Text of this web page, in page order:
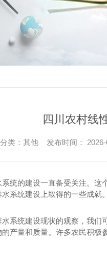
四川农村线
分类：其他 发布时间：
统的建设一直备受关注。
系统建设上取得的一些成就。
系统建设现状的观察，我
产量和质量。许多农民积